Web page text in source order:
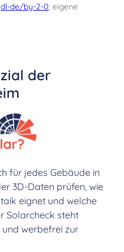
dl-de/by-2-0; eigene
der
für jedes Gebäude in
3D-Daten prüfen, wie
eignet und welche
Solarcheck steht
werbefrei zur